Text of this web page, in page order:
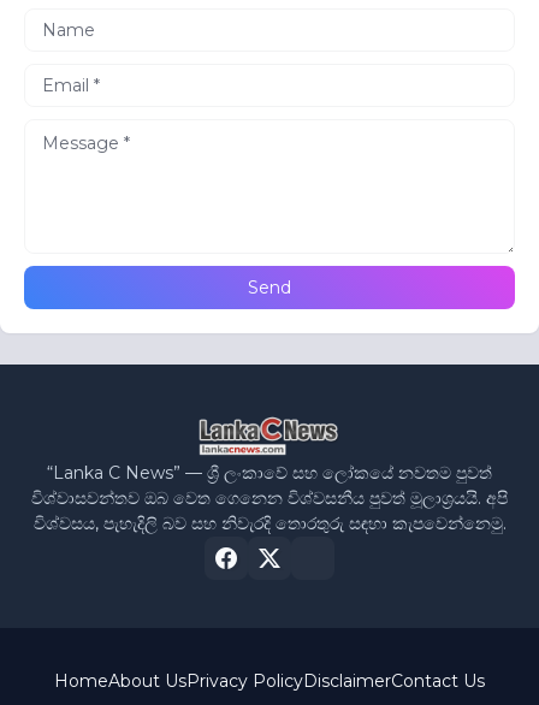
“Lanka C News” — ශ්‍රී ලංකාවේ සහ ලෝකයේ නවතම පුවත්
විශ්වාසවන්තව ඔබ වෙත ගෙනෙන විශ්වසනීය පුවත් මූලාශ්‍රයයි. අපි
විශ්වසය, පැහැදිලි බව සහ නිවැරදි තොරතුරු සඳහා කැපවෙන්නෙමු.
HomeAbout UsPrivacy PolicyDisclaimerContact Us